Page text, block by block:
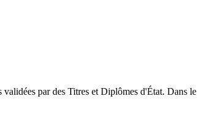
par des Titres et Diplômes d'État. Dans